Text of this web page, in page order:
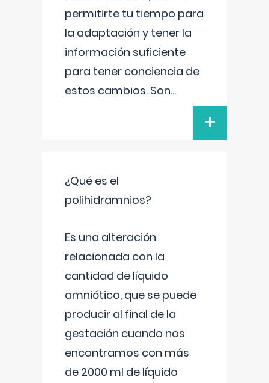
permitirte tu tiempo para
la adaptación y tener la
información suficiente
para tener conciencia de
estos cambios. Son...
+
¿Qué es el
polihidramnios?
Es una alteración
relacionada con la
cantidad de líquido
amniótico, que se puede
producir al final de la
gestación cuando nos
encontramos con más
de 2000 ml de líquido